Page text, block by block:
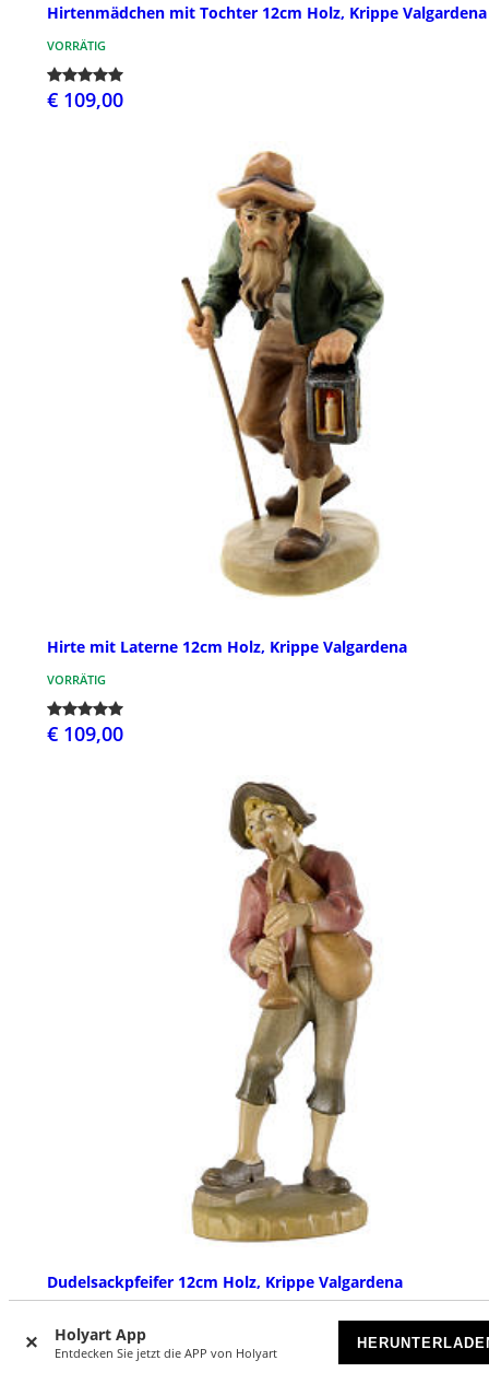
Holyart App
Entdecken Sie jetzt die APP von Holyart
Hirtenmädchen mit Tochter 12cm Holz, Krippe Valgardena
VORRÄTIG
€ 109,00
Hirte mit Laterne 12cm Holz, Krippe Valgardena
VORRÄTIG
€ 109,00
Dudelsackpfeifer 12cm Holz, Krippe Valgardena